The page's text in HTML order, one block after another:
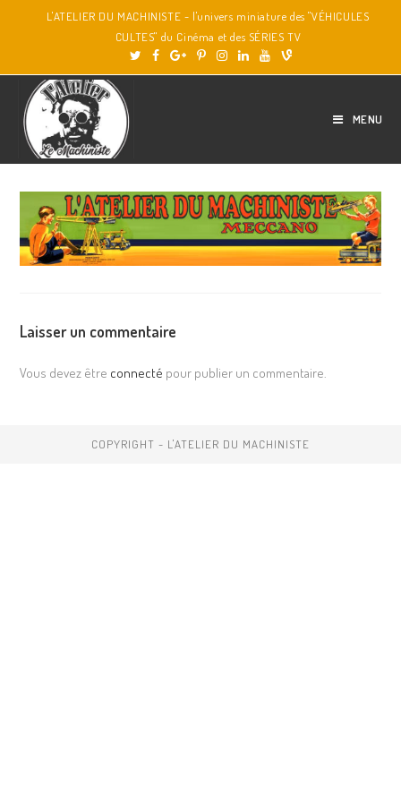
L'ATELIER DU MACHINISTE - l'univers miniature des "VÉHICULES
CULTES" du Cinéma et des SÉRIES TV
MENU
Laisser un commentaire
Vous devez être connecté pour publier un commentaire.
COPYRIGHT - L'ATELIER DU MACHINISTE